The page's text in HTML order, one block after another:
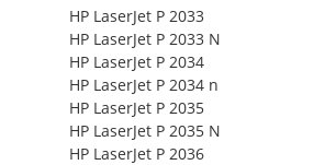
HP LaserJet P 2033
HP LaserJet P 2033 N
HP LaserJet P 2034
HP LaserJet P 2034 n
HP LaserJet P 2035
HP LaserJet P 2035 N
HP LaserJet P 2036